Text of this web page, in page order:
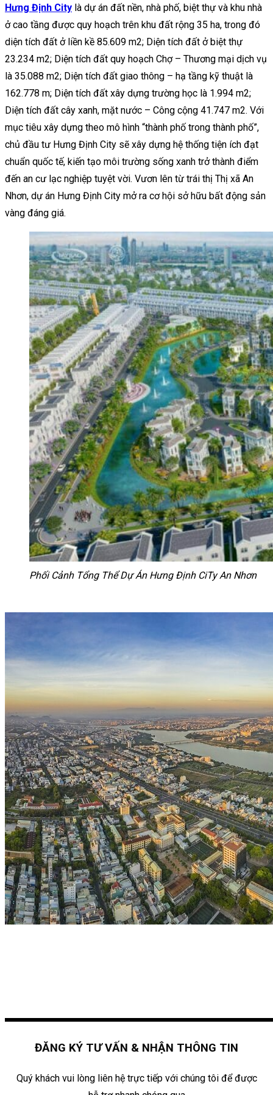
Hưng Định City là dự án đất nền, nhà phố, biệt thự và khu nhà
ở cao tầng được quy hoạch trên khu đất rộng 35 ha, trong đó
diện tích đất ở liền kề 85.609 m2; Diện tích đất ở biệt thự
23.234 m2; Diện tích đất quy hoạch Chợ – Thương mại dịch vụ
là 35.088 m2; Diện tích đất giao thông – hạ tầng kỹ thuật là
162.778 m; Diện tích đất xây dựng trường học là 1.994 m2;
Diện tích đất cây xanh, mặt nước – Công cộng 41.747 m2. Với
mục tiêu xây dựng theo mô hình “thành phố trong thành phố”,
chủ đầu tư Hưng Định City sẽ xây dựng hệ thống tiện ích đạt
chuẩn quốc tế, kiến tạo môi trường sống xanh trở thành điểm
đến an cư lạc nghiệp tuyệt vời. Vươn lên từ trái thị Thị xã An
Nhơn, dự án Hưng Định City mở ra cơ hội sở hữu bất động sản
vàng đáng giá.
Phối Cảnh Tổng Thể Dự Án Hưng Định CiTy An Nhơn
ĐĂNG KÝ TƯ VẤN & NHẬN THÔNG TIN
Quý khách vui lòng liên hệ trực tiếp với chúng tôi để được